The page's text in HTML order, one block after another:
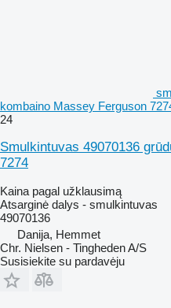
kombaino Massey Ferguson
24
Smulkintuvas 49070136
7274
Kaina pagal užklausimą
Atsarginė dalys - smulkintuvas
49070136
Danija, Hemmet
Chr. Nielsen - Tingheden A/S
Susisiekite su pardavėju